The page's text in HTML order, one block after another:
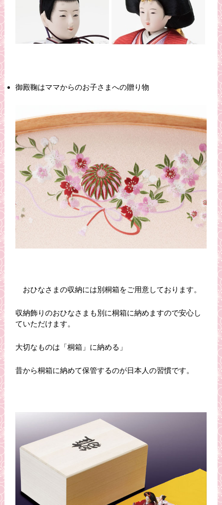
御殿鞠はママからのお子さまへの贈り物
おひなさまの収納には別桐箱をご用意しております。
収納飾りのおひなさまも別に桐箱に納めますので安心し
ていただけます。
大切なものは「桐箱」に納める」
昔から桐箱に納めて保管するのが日本人の習慣です。